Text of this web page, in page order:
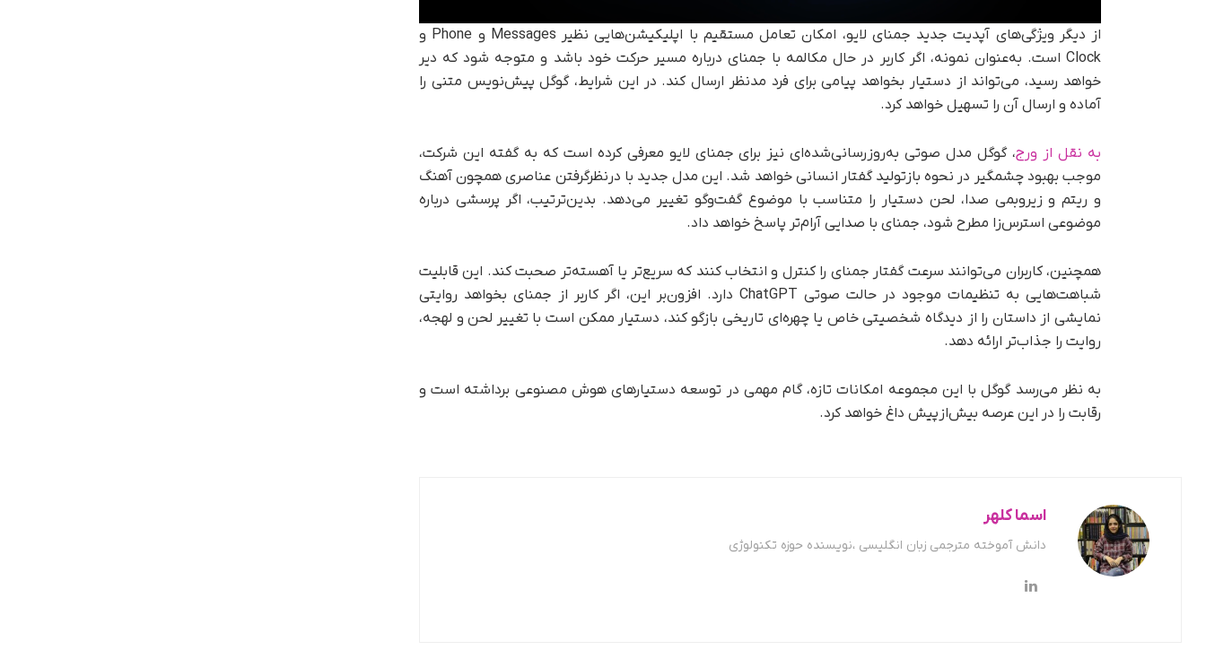
از دیگر ویژگی‌های آپدیت جدید جمنای لایو، امکان تعامل مستقیم با اپلیکیشن‌هایی نظیر Messages و Phone و
Clock است. به‌عنوان نمونه، اگر کاربر در حال مکالمه با جمنای درباره مسیر حرکت خود باشد و متوجه شود که دیر
خواهد رسید، می‌تواند از دستیار بخواهد پیامی برای فرد مدنظر ارسال کند. در این شرایط، گوگل پیش‌نویس متنی را
آماده و ارسال آن را تسهیل خواهد کرد.
به نقل از ورج، گوگل مدل صوتی به‌روزرسانی‌شده‌ای نیز برای جمنای لایو معرفی کرده است که به گفته این شرکت،
موجب بهبود چشمگیر در نحوه بازتولید گفتار انسانی خواهد شد. این مدل جدید با درنظرگرفتن عناصری همچون آهنگ
و ریتم و زیر‌و‌بمی صدا، لحن دستیار را متناسب با موضوع گفت‌وگو تغییر می‌دهد. بدین‌ترتیب، اگر پرسشی درباره
موضوعی استرس‌زا مطرح شود، جمنای با صدایی آرام‌تر پاسخ خواهد داد.
همچنین، کاربران می‌توانند سرعت گفتار جمنای را کنترل و انتخاب کنند که سریع‌تر یا آهسته‌تر صحبت کند. این قابلیت
شباهت‌هایی به تنظیمات موجود در حالت صوتی ChatGPT دارد. افزون‌بر این، اگر کاربر از جمنای بخواهد روایتی
نمایشی از داستان را از دیدگاه شخصیتی خاص یا چهره‌ای تاریخی بازگو کند، دستیار ممکن است با تغییر لحن و لهجه،
روایت را جذاب‌تر ارائه دهد.
به نظر می‌رسد گوگل با این مجموعه امکانات تازه، گام مهمی در توسعه دستیارهای هوش مصنوعی برداشته است و
رقابت را در این عرصه بیش‌از‌پیش داغ خواهد کرد.
اسما کلهر
دانش آموخته مترجمی زبان انگلیسی ،نویسنده حوزه تکنولوژی